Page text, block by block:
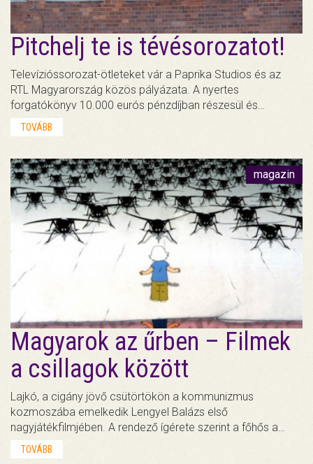
Pitchelj te is tévésorozatot!
Televízióssorozat-ötleteket vár a Paprika Studios és az
RTL Magyarország közös pályázata. A nyertes
forgatókönyv 10.000 eurós pénzdíjban részesül és…
TOVÁBB
magazin
Magyarok az űrben – Filmek
a csillagok között
Lajkó, a cigány jövő csütörtökön a kommunizmus
kozmoszába emelkedik Lengyel Balázs első
nagyjátékfilmjében. A rendező ígérete szerint a főhős a…
TOVÁBB